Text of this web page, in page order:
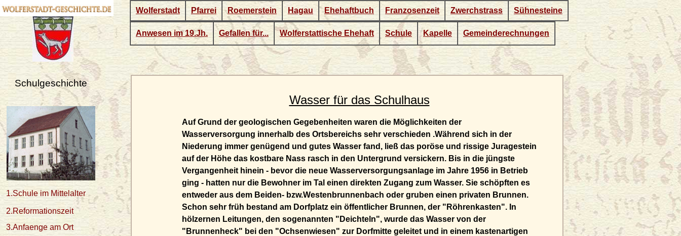
Wasser für das Schulhaus
Auf Grund der geologischen Gegebenheiten waren die Möglichkeiten der
Wasserversorgung innerhalb des Ortsbereichs sehr verschieden .Während sich in der
Niederung immer genügend und gutes Wasser fand, ließ das poröse und rissige Juragestein
auf der Höhe das kostbare Nass rasch in den Untergrund versickern. Bis in die jüngste
Vergangenheit hinein - bevor die neue Wasserversorgungsanlage im Jahre 1956 in Betrieb
ging - hatten nur die Bewohner im Tal einen direkten Zugang zum Wasser. Sie schöpften es
entweder aus dem Beiden- bzw.Westenbrunnenbach oder gruben einen privaten Brunnen.
Schon sehr früh bestand am Dorfplatz ein öffentlicher Brunnen, der "Röhrenkasten". In
hölzernen Leitungen, den sogenannten "Deichteln", wurde das Wasser von der
"Brunnenheck" bei den "Ochsenwiesen" zur Dorfmitte geleitet und in einem kastenartigen
Wolferstadt Pfarrei Roemerstein Hagau Ehehaftbuch Franzosenzeit Zwerchstrass Sühnesteine
Anwesen im 19.Jh. Gefallen für... Wolferstattische Ehehaft Schule Kapelle Gemeinderechnungen
Schulgeschichte
1.Schule im Mittelalter
2.Reformationszeit
3.Anfaenge am Ort